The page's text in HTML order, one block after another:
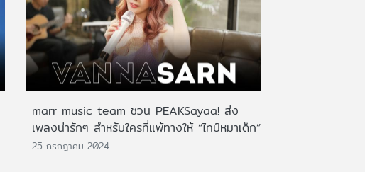
marr music team ชวน PEAKSayaa! ส่ง
เพลงน่ารักๆ สำหรับใครที่แพ้ทางให้ “ไทป์หมาเด็ก”
25 กรกฎาคม 2024